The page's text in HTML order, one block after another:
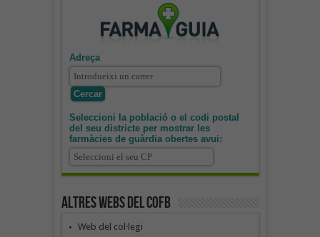
Adreça
Seleccioni la població o el codi postal
del seu districte per mostrar les
farmàcies de guàrdia obertes avui:
Altres webs del COFB
Web del col·legi